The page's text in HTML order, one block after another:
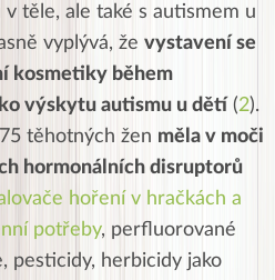
těle, ale také s autismem u
vyplývá, že vystavení se
kosmetiky během
výskytu autismu u dětí (2).
těhotných žen měla v moči
hormonálních disruptorů
hoření v hračkách a
potřeby, perfluorované
pesticidy, herbicidy jako